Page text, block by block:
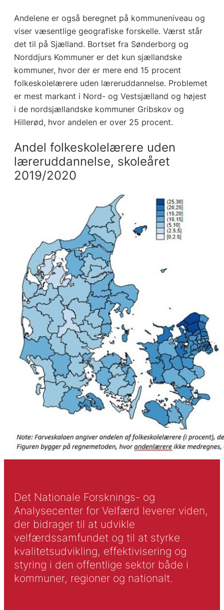
Andelene er også beregnet på kommuneniveau og
viser væsentlige geografiske forskelle. Værst står
det til på Sjælland. Bortset fra Sønderborg og
Norddjurs Kommuner er det kun sjællandske
kommuner, hvor der er mere end 15 procent
folkeskolelærere uden læreruddannelse. Problemet
er mest markant i Nord- og Vestsjælland og højest
i de nordsjællandske kommuner Gribskov og
Hillerød, hvor andelen er over 25 procent.
Andel folkeskolelærere uden
læreruddannelse, skoleåret
2019/2020
Det Nationale Forsknings- og
Analysecenter for Velfærd leverer viden,
der bidrager til at udvikle
velfærdssamfundet og til at styrke
kvalitetsudvikling, effektivisering og
styring i den offentlige sektor både i
kommuner, regioner og nationalt.